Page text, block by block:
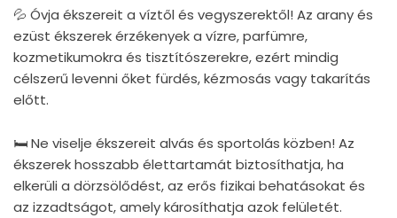
💦 Óvja ékszereit a víztől és vegyszerektől! Az arany és
ezüst ékszerek érzékenyek a vízre, parfümre,
kozmetikumokra és tisztítószerekre, ezért mindig
célszerű levenni őket fürdés, kézmosás vagy takarítás
előtt.
🛏 Ne viselje ékszereit alvás és sportolás közben! Az
ékszerek hosszabb élettartamát biztosíthatja, ha
elkerüli a dörzsölődést, az erős fizikai behatásokat és
az izzadtságot, amely károsíthatja azok felületét.